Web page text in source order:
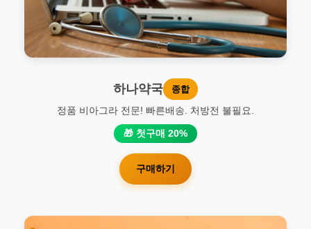
하나약국 종합
정품 비아그라 전문! 빠른배송. 처방전 불필요.
🎁 첫구매 20%
구매하기